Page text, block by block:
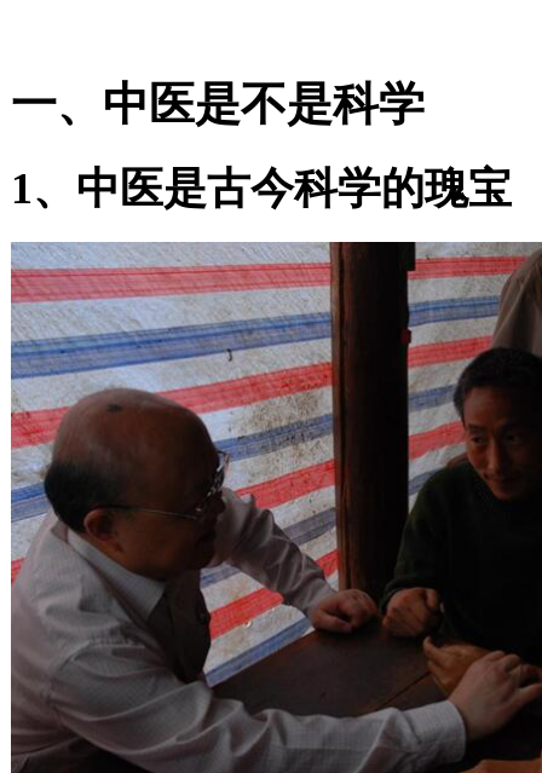
一、中医是不是科学
1、中医是古今科学的瑰宝